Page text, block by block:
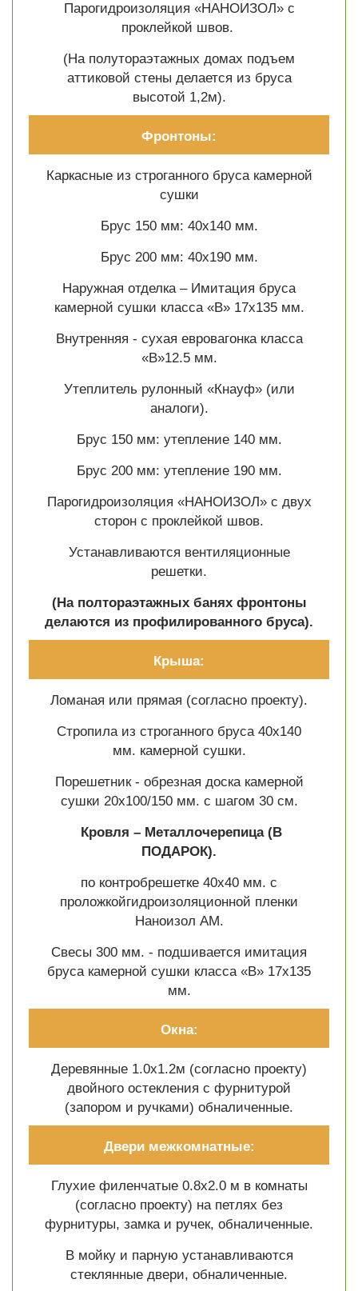
Парогидроизоляция «НАНОИЗОЛ» с
проклейкой швов.
(На полутораэтажных домах подъем
аттиковой стены делается из бруса
высотой 1,2м).
Фронтоны:
Каркасные из строганного бруса камерной
сушки
Брус 150 мм: 40х140 мм.
Брус 200 мм: 40х190 мм.
Наружная отделка – Имитация бруса
камерной сушки класса «В» 17х135 мм.
Внутренняя - сухая евровагонка класса
«В»12.5 мм.
Утеплитель рулонный «Кнауф» (или
аналоги).
Брус 150 мм: утепление 140 мм.
Брус 200 мм: утепление 190 мм.
Парогидроизоляция «НАНОИЗОЛ» с двух
сторон с проклейкой швов.
Устанавливаются вентиляционные
решетки.
(На полтораэтажных банях фронтоны
делаются из профилированного бруса).
Крыша:
Ломаная или прямая (согласно проекту).
Стропила из строганного бруса 40х140
мм. камерной сушки.
Порешетник - обрезная доска камерной
сушки 20х100/150 мм. с шагом 30 см.
Кровля – Металлочерепица (В
ПОДАРОК).
по контробрешетке 40х40 мм. с
проложкойгидроизоляционной пленки
Наноизол АМ.
Свесы 300 мм. - подшивается имитация
бруса камерной сушки класса «В» 17х135
мм.
Окна:
Деревянные 1.0х1.2м (согласно проекту)
двойного остекления с фурнитурой
(запором и ручками) обналиченные.
Двери межкомнатные:
Глухие филенчатые 0.8х2.0 м в комнаты
(согласно проекту) на петлях без
фурнитуры, замка и ручек, обналиченные.
В мойку и парную устанавливаются
стеклянные двери, обналиченные.